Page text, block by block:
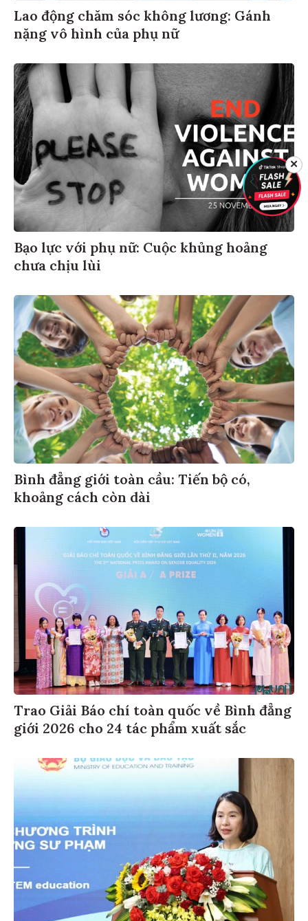
Lao động chăm sóc không lương: Gánh
nặng vô hình của phụ nữ
Bạo lực với phụ nữ: Cuộc khủng hoảng
chưa chịu lùi
Bình đẳng giới toàn cầu: Tiến bộ có,
khoảng cách còn dài
Trao Giải Báo chí toàn quốc về Bình đẳng
giới 2026 cho 24 tác phẩm xuất sắc
✕